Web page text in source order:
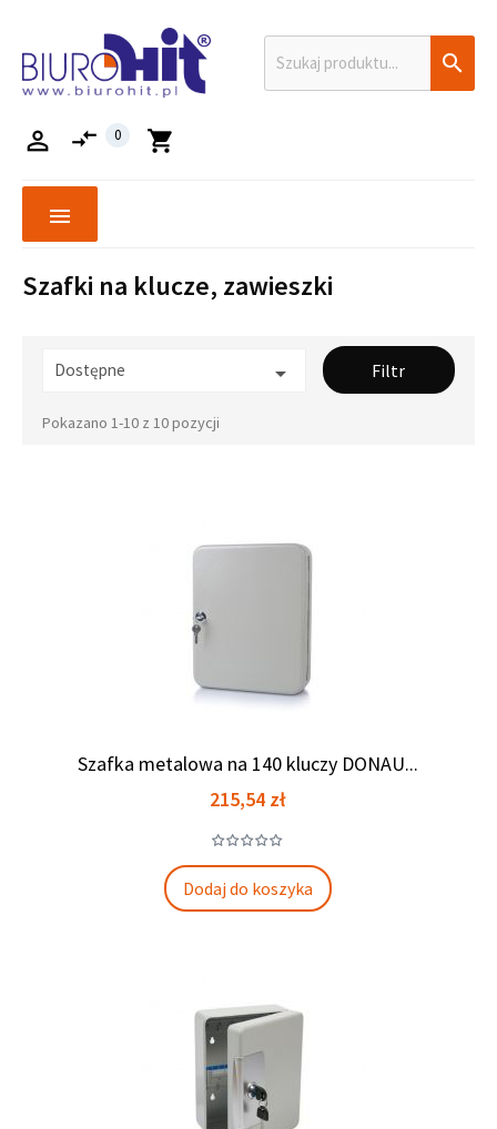

shopping_cart
compare_arrows 0

menu
Szafki na klucze, zawieszki
Dostępne  Filtr
Pokazano 1-10 z 10 pozycji
Szafka metalowa na 140 kluczy DONAU...
Cena
215,54 zł
Dodaj do koszyka